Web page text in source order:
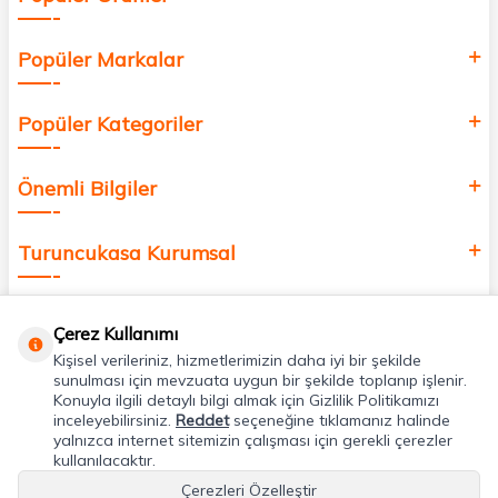
Popüler Markalar
Popüler Kategoriler
Önemli Bilgiler
Turuncukasa Kurumsal
Uygulamalarımız
Adres & İletişim
Çerez Kullanımı
Kişisel verileriniz, hizmetlerimizin daha iyi bir şekilde
sunulması için mevzuata uygun bir şekilde toplanıp işlenir.
Konuyla ilgili detaylı bilgi almak için Gizlilik Politikamızı
inceleyebilirsiniz. Reddetseçeneğine tıklamanız halinde
yalnızca internet sitemizin çalışması için gerekli çerezler
kullanılacaktır.
Çerezleri Özelleştir